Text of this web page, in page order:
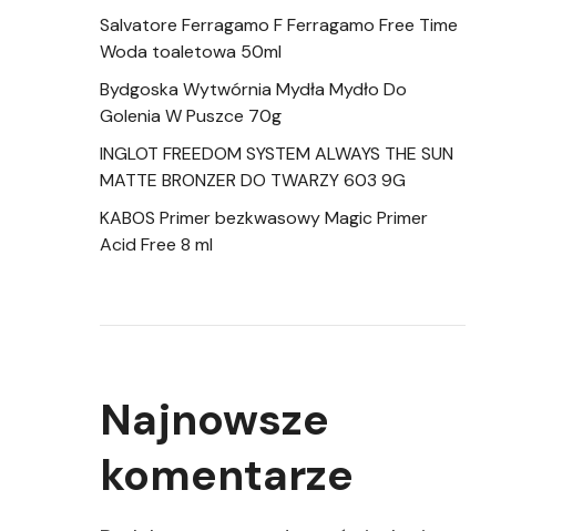
Salvatore Ferragamo F Ferragamo Free Time
Woda toaletowa 50ml
Bydgoska Wytwórnia Mydła Mydło Do
Golenia W Puszce 70g
INGLOT FREEDOM SYSTEM ALWAYS THE SUN
MATTE BRONZER DO TWARZY 603 9G
KABOS Primer bezkwasowy Magic Primer
Acid Free 8 ml
Najnowsze
komentarze